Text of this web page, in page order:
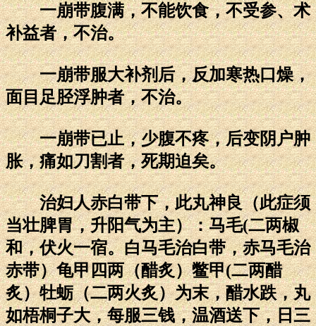
一崩带腹满，不能饮食，不受参、术
补益者，不治。
一崩带服大补剂后，反加寒热口燥，
面目足胫浮肿者，不治。
一崩带已止，少腹不疼，后变阴户肿
胀，痛如刀割者，死期迫矣。
治妇人赤白带下，此丸神良（此症须
当壮脾胃，升阳气为主）：马毛(二两椒
和，伏火一宿。白马毛治白带，赤马毛治
赤带）龟甲四两（醋炙）鳖甲(二两醋
炙）牡蛎（二两火炙）为末，醋水跌，丸
如梧桐子大，每服三钱，温酒送下，日三